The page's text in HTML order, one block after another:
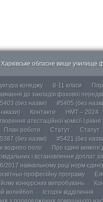
обласне вище училище
коледжу 8-11 класи
до закладів фахової
(без назви) #5405 (без
Контакти НМТ – 2024
атестаційної комісії І
План роботи Статут Статут
(без назви) #5421 (без
водного поло Про єдині вимоги
і встановлення доплат
2017 навчальному році норм
професійну програму
конкурсних випробувань
волейбол
Історія відділення